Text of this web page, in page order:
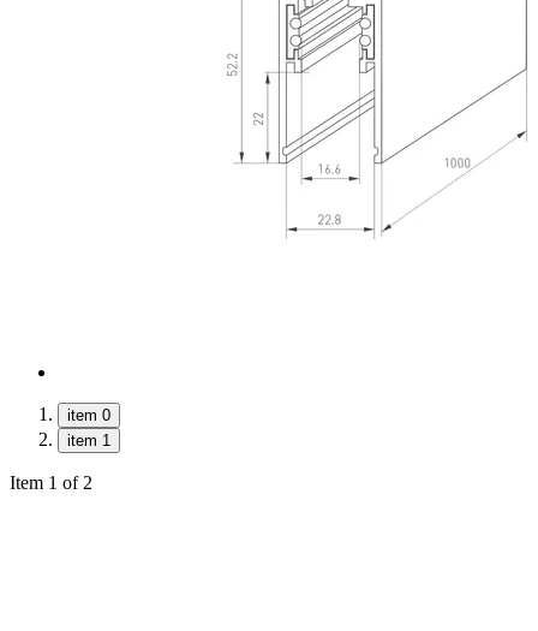
item 0
item 1
Item 1 of 2